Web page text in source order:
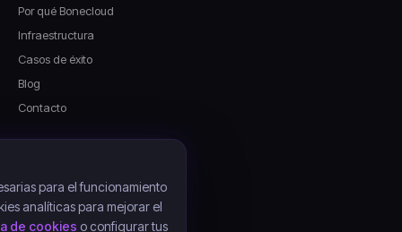
Por qué Bonecloud
Infraestructura
Casos de éxito
Blog
Contacto
Aviso legal
Política de privacidad
para el funcionamiento
analíticas para mejorar el
de cookies o configurar tus